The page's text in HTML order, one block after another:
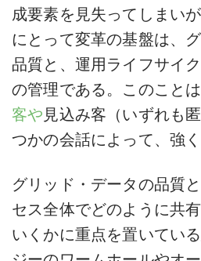
成要素を見失ってしまい
にとって変革の基盤は、
品質と、運用ライフサイ
の管理である。このこと
客や見込み客（いずれも
つかの会話によって、強
グリッド・データの品質
セス全体でどのように共
いくかに重点を置いてい